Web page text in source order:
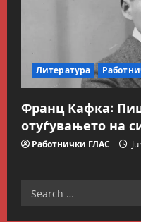
Литература
Франц Кафка:
отуѓувањето на
Работнички ГЛАС
Search
4
на
July
Вести
ССМ: